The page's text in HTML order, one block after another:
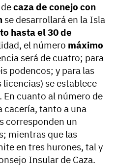
caza de conejo con
se desarrollará en la Isla
hasta el 30 de
el número máximo
será de cuatro; para
podencos; y para las
se establece
cuanto al número de
cacería, tanto a una
corresponden un
mientras que las
en tres hurones, tal y
Insular de Caza.